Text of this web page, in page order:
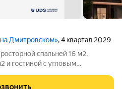
Дмитровском», 4 квартал 2029
спальней 16 м2,
и гостиной с угловым
многофункционального